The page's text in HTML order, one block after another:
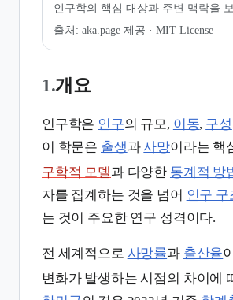
인구학의 핵심 대상과 주변 맥락을
출처: aka.page 제공 · MIT License
1.개요
인구학은 인구의 규모, 이동, 구성
이 학문은 출생과사망이라는 핵
구학적 모델과 다양한 통계적 방
자를 집계하는 것을 넘어 인구 구
는 것이 주요한 연구 성격이다.
전 세계적으로 사망률과 출산율
변화가 발생하는 시점의 차이에